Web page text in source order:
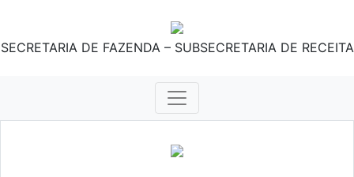
SECRETARIA DE FAZENDA – SUBSECRETARIA DE RECEITA